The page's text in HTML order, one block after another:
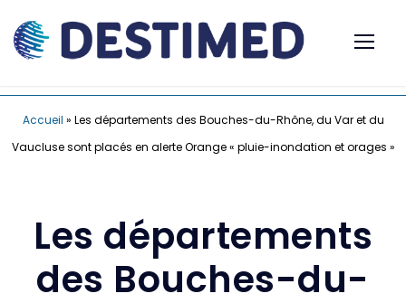
Accueil » Les départements des Bouches-du-Rhône, du Var et du
Vaucluse sont placés en alerte Orange « pluie-inondation et orages »
Les départements
des Bouches-du-